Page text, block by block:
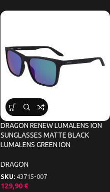
DRAGON RENEW LUMALENS ION
SUNGLASSES MATTE BLACK
LUMALENS GREEN ION
DRAGON
SKU: 43715-007
129,90 €